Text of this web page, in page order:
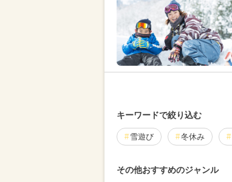
キーワードで絞り込む
雪遊び 冬休み
その他おすすめのジャンル